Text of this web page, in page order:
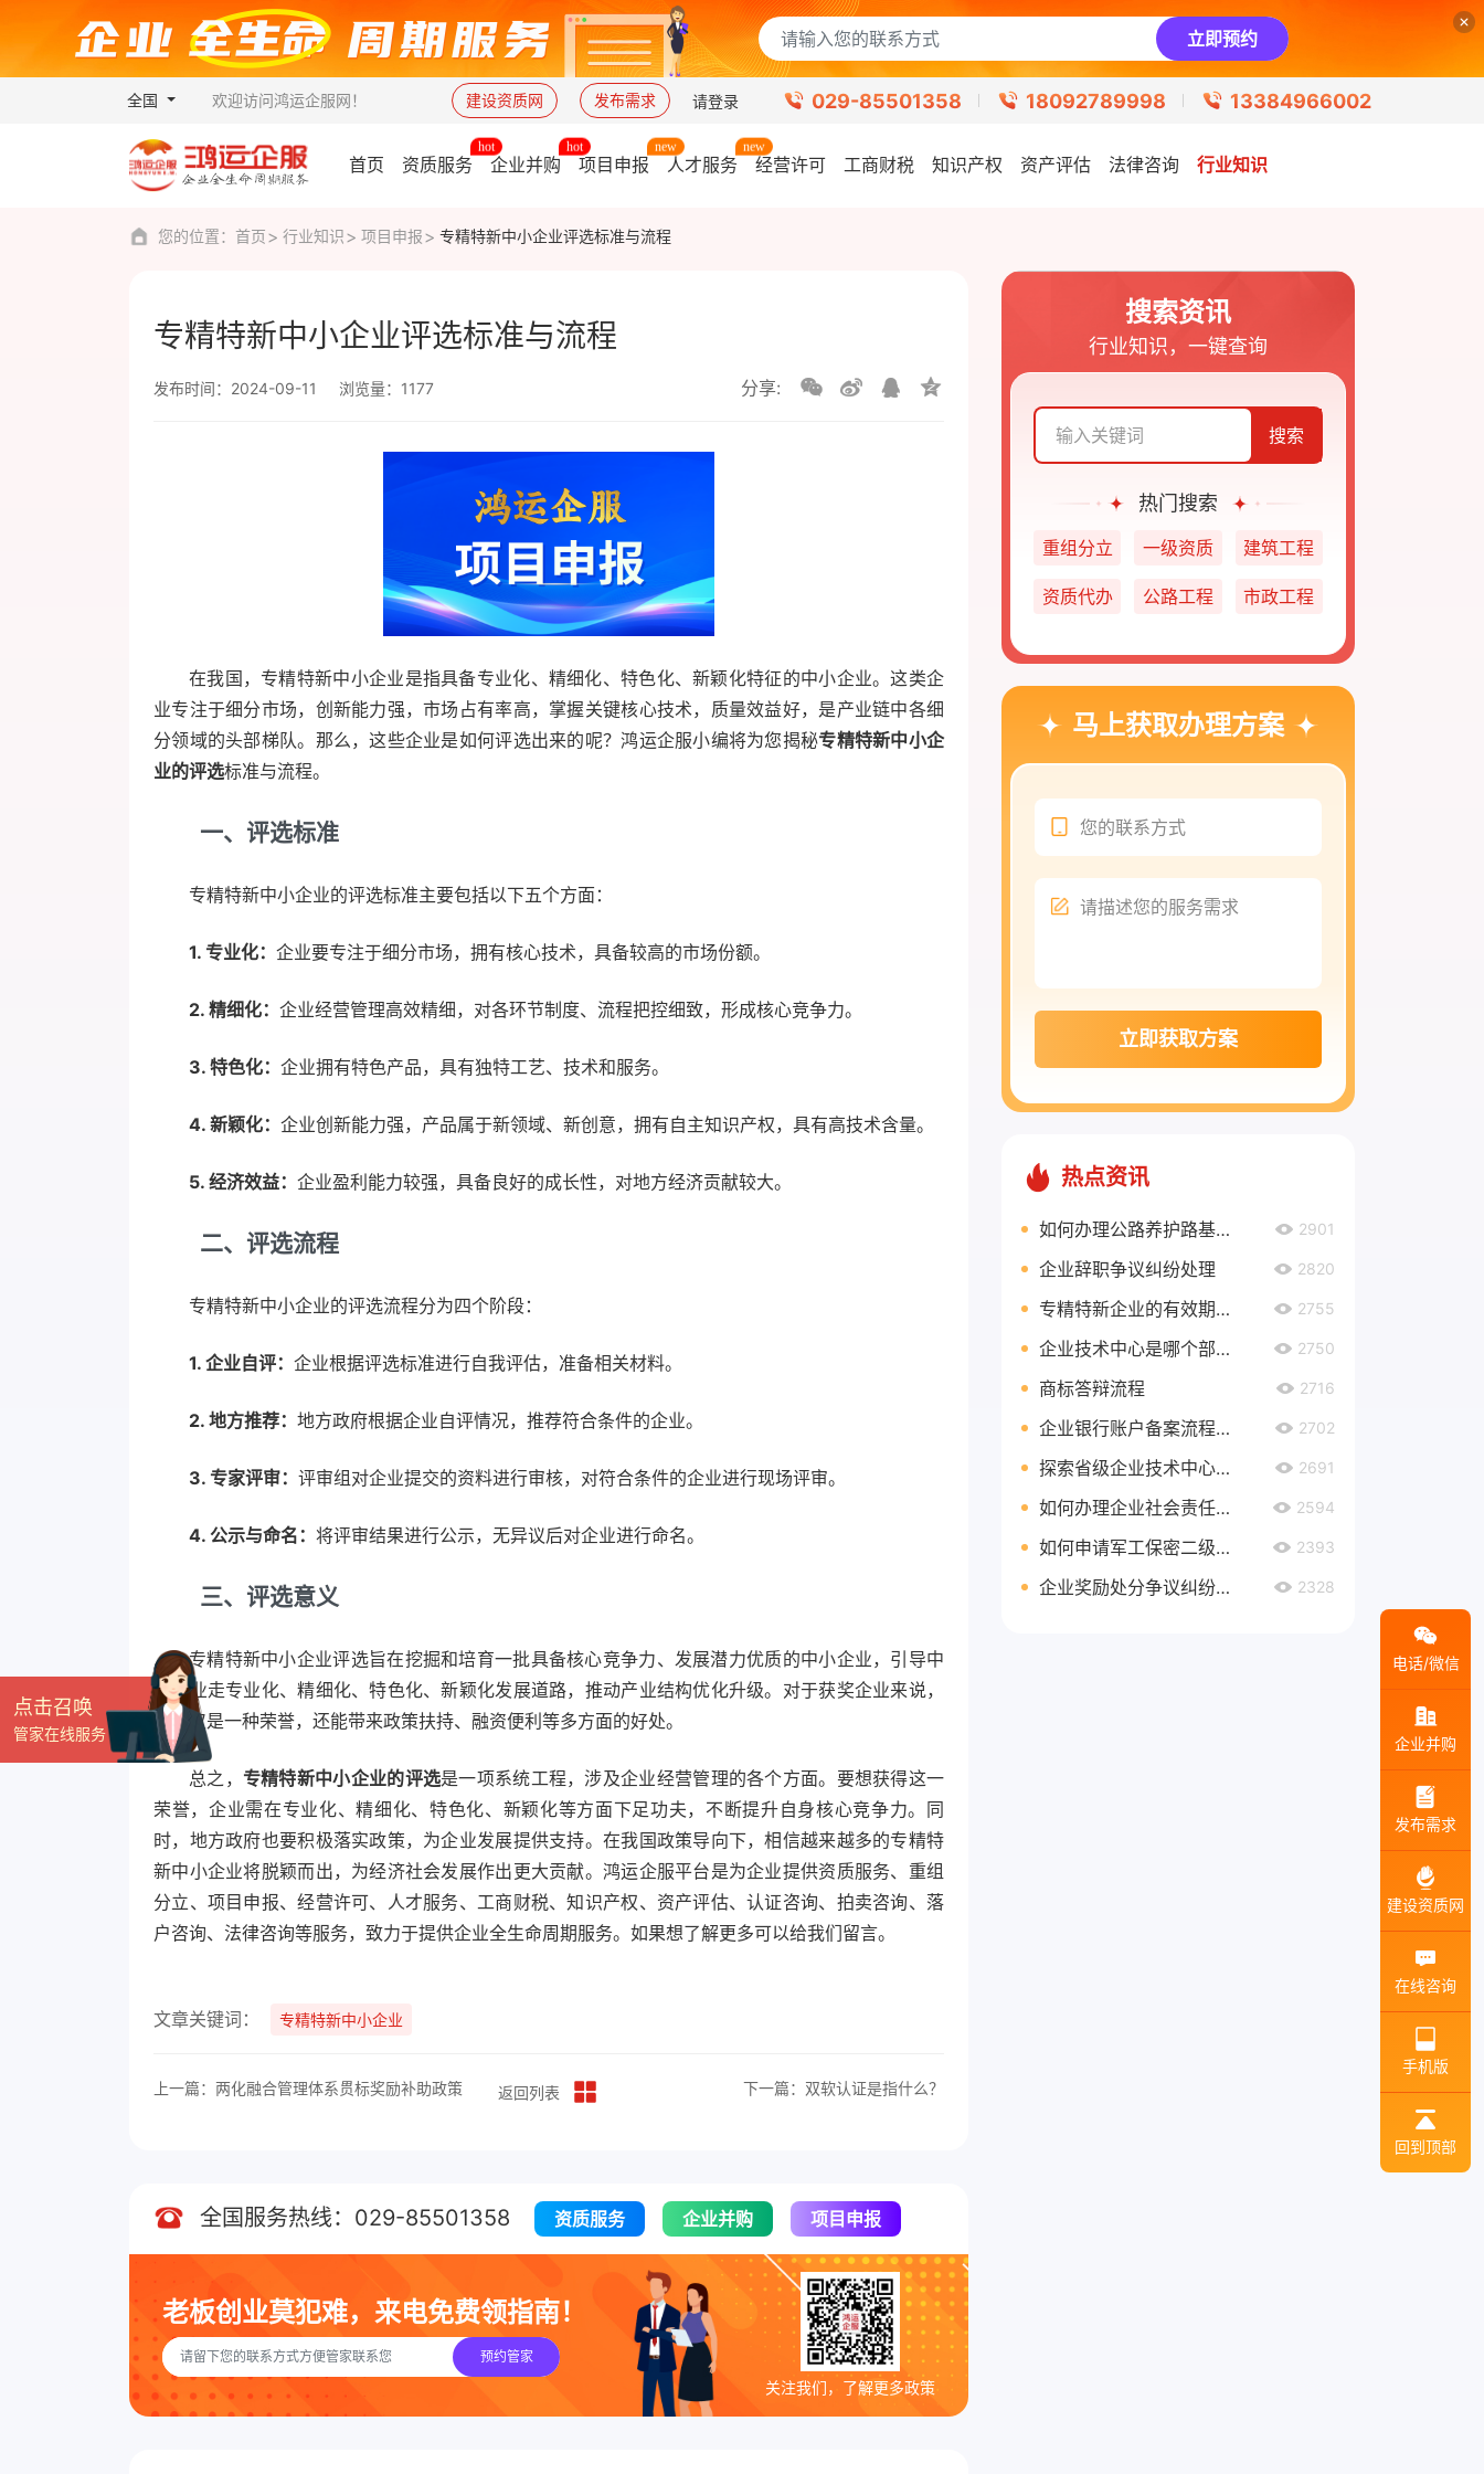
立即预约
全国 欢迎访问鸿运企服网！ 建设资质网 发布需求 请登录 029-85501358 18092789998 13384966002
首页 资质服务 企业并购 项目申报 人才服务 经营许可 工商财税 知识产权 资产评估 法律咨询 行业知识
您的位置： 首页 行业知识 项目申报 专精特新中小企业评选标准与流程
专精特新中小企业评选标准与流程
发布时间：2024-09-11 浏览量：1177 分享:
在我国，专精特新中小企业是指具备专业化、精细化、特色化、新颖化特征的中小企业。这类企
业专注于细分市场，创新能力强，市场占有率高，掌握关键核心技术，质量效益好，是产业链中各细
分领域的头部梯队。那么，这些企业是如何评选出来的呢？鸿运企服小编将为您揭秘专精特新中小企
业的评选标准与流程。
一、评选标准
专精特新中小企业的评选标准主要包括以下五个方面：
1. 专业化： 企业要专注于细分市场，拥有核心技术，具备较高的市场份额。
2. 精细化： 企业经营管理高效精细，对各环节制度、流程把控细致，形成核心竞争力。
3. 特色化： 企业拥有特色产品，具有独特工艺、技术和服务。
4. 新颖化： 企业创新能力强，产品属于新领域、新创意，拥有自主知识产权，具有高技术含量。
5. 经济效益： 企业盈利能力较强，具备良好的成长性，对地方经济贡献较大。
二、评选流程
专精特新中小企业的评选流程分为四个阶段：
1. 企业自评： 企业根据评选标准进行自我评估，准备相关材料。
2. 地方推荐： 地方政府根据企业自评情况，推荐符合条件的企业。
3. 专家评审： 评审组对企业提交的资料进行审核，对符合条件的企业进行现场评审。
4. 公示与命名： 将评审结果进行公示，无异议后对企业进行命名。
三、评选意义
专精特新中小企业评选旨在挖掘和培育一批具备核心竞争力、发展潜力优质的中小企业，引导中
小企业走专业化、精细化、特色化、新颖化发展道路，推动产业结构优化升级。对于获奖企业来说，
这不仅是一种荣誉，还能带来政策扶持、融资便利等多方面的好处。
总之， 专精特新中小企业的评选是一项系统工程，涉及企业经营管理的各个方面。要想获得这一
荣誉，企业需在专业化、精细化、特色化、新颖化等方面下足功夫，不断提升自身核心竞争力。同
时，地方政府也要积极落实政策，为企业发展提供支持。在我国政策导向下，相信越来越多的专精特
新中小企业将脱颖而出，为经济社会发展作出更大贡献。鸿运企服平台是为企业提供资质服务、重组
分立、项目申报、经营许可、人才服务、工商财税、知识产权、资产评估、认证咨询、拍卖咨询、落
户咨询、法律咨询等服务，致力于提供企业全生命周期服务。如果想了解更多可以给我们留言。
文章关键词： 专精特新中小企业
上一篇：两化融合管理体系贯标奖励补助政策 返回列表 下一篇：双软认证是指什么？
全国服务热线：029-85501358 资质服务 企业并购 项目申报
老板创业莫犯难，来电免费领指南！
预约管家
关注我们，了解更多政策
搜索资讯
行业知识，一键查询
搜索
热门搜索
重组分立 一级资质 建筑工程
资质代办 公路工程 市政工程
马上获取办理方案
立即获取方案
热点资讯
如何办理公路养护路基路面乙级资质？ 2901
企业辞职争议纠纷处理 2820
专精特新企业的有效期有多久？ 2755
企业技术中心是哪个部门认定？ 2750
商标答辩流程 2716
企业银行账户备案流程是什么？ 2702
探索省级企业技术中心奖励政策，助力企业创新发展 2691
如何办理企业社会责任管理体系认证延期 2594
如何申请军工保密二级资质 2393
企业奖励处分争议纠纷处理 2328
点击召唤
管家在线服务
电话/微信
企业并购
发布需求
建设资质网
在线咨询
手机版
回到顶部